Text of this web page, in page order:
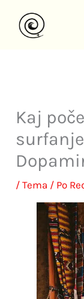
vsebino
Kaj
/Tema / Po